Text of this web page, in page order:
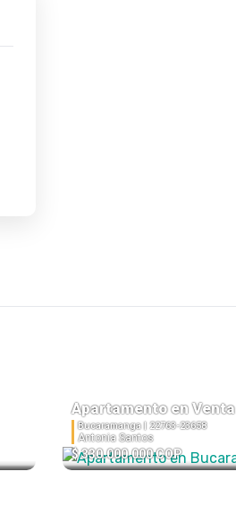
Apartamento en Venta
Bucaramanga | 22763-23658
Antonia Santos
$ 330.000.000 COP